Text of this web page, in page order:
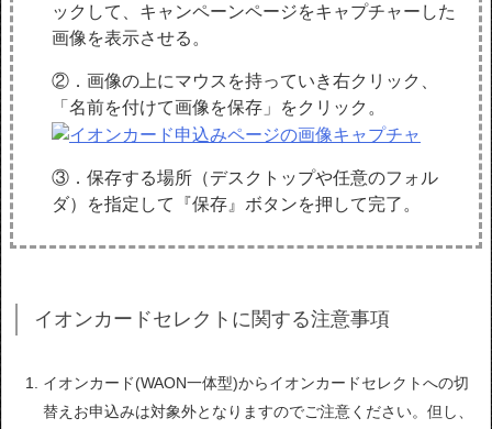
ックして、キャンペーンページをキャプチャーした
画像を表示させる。
②．画像の上にマウスを持っていき右クリック、
「名前を付けて画像を保存」をクリック。
③．保存する場所（デスクトップや任意のフォル
ダ）を指定して『保存』ボタンを押して完了。
イオンカードセレクトに関する注意事項
イオンカード(WAON一体型)からイオンカードセレクトへの切
替えお申込みは対象外となりますのでご注意ください。但し、